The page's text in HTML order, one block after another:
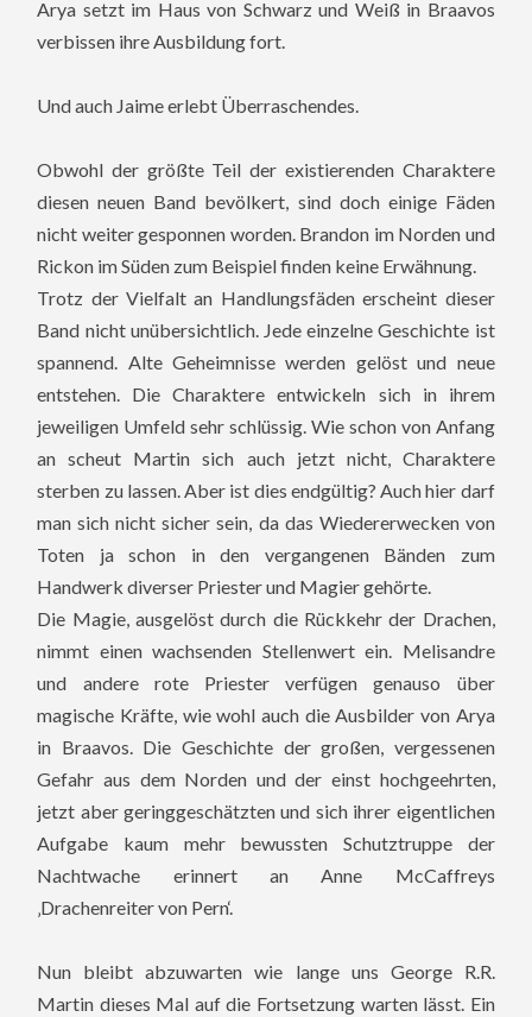
Arya setzt im Haus von Schwarz und Weiß in Braavos
verbissen ihre Ausbildung fort.
Und auch Jaime erlebt Überraschendes.
Obwohl der größte Teil der existierenden Charaktere
diesen neuen Band bevölkert, sind doch einige Fäden
nicht weiter gesponnen worden. Brandon im Norden und
Rickon im Süden zum Beispiel finden keine Erwähnung.
Trotz der Vielfalt an Handlungsfäden erscheint dieser
Band nicht unübersichtlich. Jede einzelne Geschichte ist
spannend. Alte Geheimnisse werden gelöst und neue
entstehen. Die Charaktere entwickeln sich in ihrem
jeweiligen Umfeld sehr schlüssig. Wie schon von Anfang
an scheut Martin sich auch jetzt nicht, Charaktere
sterben zu lassen. Aber ist dies endgültig? Auch hier darf
man sich nicht sicher sein, da das Wiedererwecken von
Toten ja schon in den vergangenen Bänden zum
Handwerk diverser Priester und Magier gehörte.
Die Magie, ausgelöst durch die Rückkehr der Drachen,
nimmt einen wachsenden Stellenwert ein. Melisandre
und andere rote Priester verfügen genauso über
magische Kräfte, wie wohl auch die Ausbilder von Arya
in Braavos. Die Geschichte der großen, vergessenen
Gefahr aus dem Norden und der einst hochgeehrten,
jetzt aber geringgeschätzten und sich ihrer eigentlichen
Aufgabe kaum mehr bewussten Schutztruppe der
Nachtwache erinnert an Anne McCaffreys
‚Drachenreiter von Pern‘.
Nun bleibt abzuwarten wie lange uns George R.R.
Martin dieses Mal auf die Fortsetzung warten lässt. Ein